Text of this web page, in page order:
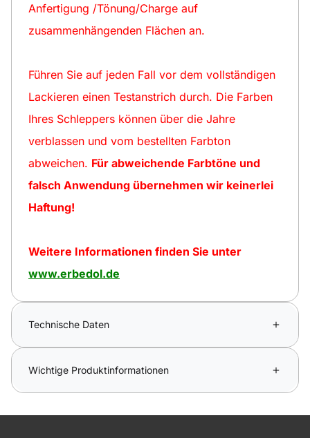
Anfertigung /Tönung/Charge auf
zusammenhängenden Flächen an.
Führen Sie auf jeden Fall vor dem vollständigen
Lackieren einen Testanstrich durch. Die Farben
Ihres Schleppers können über die Jahre
verblassen und vom bestellten Farbton
abweichen. Für abweichende Farbtöne und
falsch Anwendung übernehmen wir keinerlei
Haftung!
Weitere Informationen finden Sie unter
www.erbedol.de
Technische Daten
Wichtige Produktinformationen